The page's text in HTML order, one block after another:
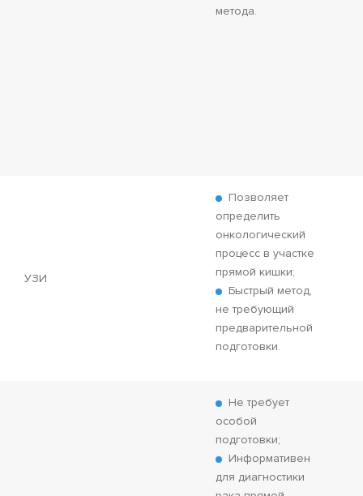
метода.
УЗИ
Позволяет
определить
онкологический
процесс в участке
прямой кишки;
Быстрый метод,
не требующий
предварительной
подготовки.
Не требует
особой
подготовки;
Информативен
для диагностики